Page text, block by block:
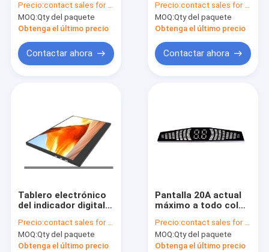
dígitos, segmento de
0,25 pulgadas 7 llevó
la exhibición para el
Precio:contact sales for updated price
MOQ:Qty del paquete
Obtenga el último precio
Contactar ahora
0,36 pulgadas, tubo
de J3561AH HK LED
Digital
Precio:contact sales for updated price
MOQ:Qty del paquete
Obtenga el último precio
Contactar ahora
Tablero electrónico
del indicador digital
exhibición portátil
2.64KG del tacto de
1080P 15.6inch
Precio:contact sales for updated price
MOQ:Qty del paquete
Obtenga el último precio
Pantalla 20A actual
máximo a todo color
GYR LED
Precio:contact sales for updated price
MOQ:Qty del paquete
Obtenga el último precio